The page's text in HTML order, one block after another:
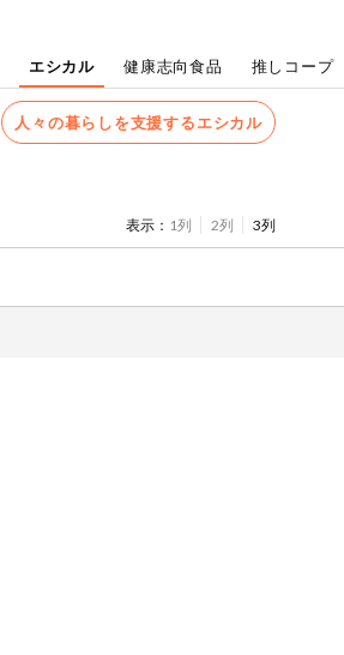
エシカル 健康志向食品 推しコープ
人々の暮らしを支援するエシカル
表示： 1列 2列 3列